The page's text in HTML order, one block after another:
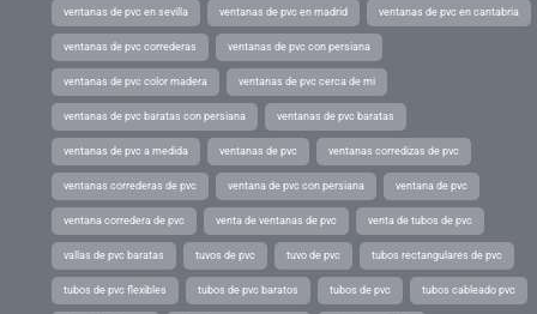
ventanas de pvc en sevilla ventanas de pvc en madrid ventanas de pvc en cantabria
ventanas de pvc correderas ventanas de pvc con persiana
ventanas de pvc color madera ventanas de pvc cerca de mi
ventanas de pvc baratas con persiana ventanas de pvc baratas
ventanas de pvc a medida ventanas de pvc ventanas corredizas de pvc
ventanas correderas de pvc ventana de pvc con persiana ventana de pvc
ventana corredera de pvc venta de ventanas de pvc venta de tubos de pvc
vallas de pvc baratas tuvos de pvc tuvo de pvc tubos rectangulares de pvc
tubos de pvc flexibles tubos de pvc baratos tubos de pvc tubos cableado pvc